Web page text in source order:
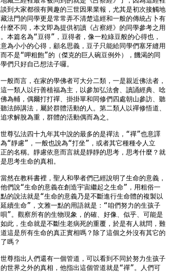
談到大家都很有興趣的三世因果業報，尤其是初次接觸地
藏法門的同學更是常常弄不清楚這經和一般的傳統占卜有
什麼不同，本文即為提供初讀《占察經》的同學參考之用
。本篇名為“豆得”，豆得者，像一粒綠豆般的心得也，
意為小小的心得，顧名思義，豆子只能給同學們塞牙縫用
而不是“呷粗飽”的（傑克的巨人碗豆例外），饑渴的同
學們只好自己想法子囉。
一般而言，在家的學佛者可大分二類，一是親近佛法者，
這一類人以行善植福為主，以參加弘法會、讀誦經典、唸
佛為輔，偶爾打打禪、掛掛單和同修們四處朝山參訪、聽
聽法師講法，屬於群體活動的人。第二類人以禪修悟道、
追求解脫為重，群體的活動偶而為之。
世尊弘法四十九年其中說的最多的是禪法，“禪”也意譯
為“靜慮”，一般也說為“打坐”，或者其它種種令人立
正的名稱。靜慮依意而言就是靜靜的思考，思考什麼？就
是思考生命的真相。
當然在教科書裡，聖人和學者們已經說明了生命的意義，
他們說“生命的意義在創造宇宙繼起之生命”，用粗俗一
點的說法就是“生命的意義乃是不斷進行生命體的複製以
延續生命”，文雅一點的用語就是：“咱們努力的生孩子
唄”。觀察所有的生物現象，的確、好像、似乎、可能是
如此，生命就是不斷生老病死的重覆，於是有人就問，難
道這是所有生命的真正實相嗎？除了這個之外沒有其它的
了嗎？
世尊指出人們還有一個管道，可以看到不同於努力生孩子
的世界之外的真相，他指出這個管道就是“禪”。人們可